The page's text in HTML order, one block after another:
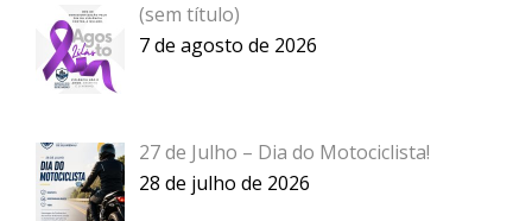
(sem título)
965
7 de agosto de 2026
27 de Julho – Dia do Motociclista!
28 de julho de 2026